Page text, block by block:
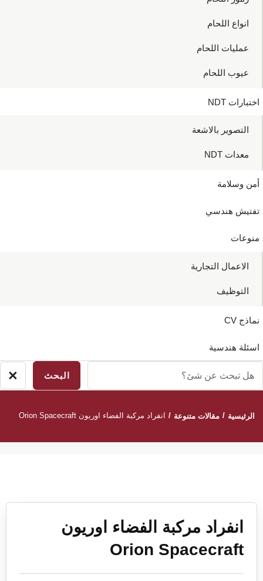
انواع اللحام
عمليات اللحام
عيوب اللحام
اختبارات NDT
التصوير بالاشعة
معدات NDT
أمن وسلامة
تفتيش هندسي
منوعات
الاعمال التجارية
التوظيف
نماذج CV
اسئلة هندسية
تبحث
شئ؟
×
الرئيسية / مقالات متنوعة / انفراد مركبة الفضاء اوريون Orion Spacecraft
انفراد مركبة الفضاء اوريون
Orion Spacecraft